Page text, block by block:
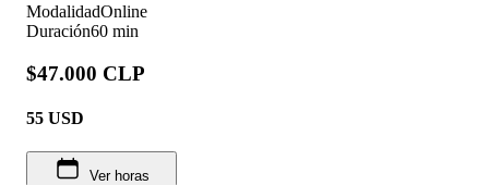
ModalidadOnline
Duración60 min
$47.000 CLP
55 USD
Ver horas